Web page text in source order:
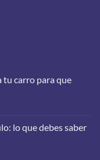
tu carro para que
lo que debes saber